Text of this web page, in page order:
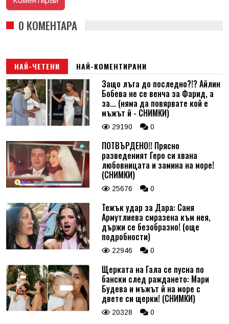
0 КОМЕНТАРА
НАЙ-ЧЕТЕНИ НАЙ-КОМЕНТИРАНИ
Защо лъга до последно?!? Айлин
Бобева не се венча за Фарид, а
за... (няма да повярвате кой е
мъжът й - СНИМКИ)
29190 0
ПОТВЪРДЕНО!! Прясно
разведеният Геро си хвана
любовницата и замина на море!
(СНИМКИ)
25676 0
Тежък удар за Дара: Саня
Армутлиева смразена към нея,
държи се безобразно! (още
подробности)
22946 0
Щерката на Гала се пусна по
бански след раждането: Мари
Будева и мъжът й на море с
двете си щерки! (СНИМКИ)
20328 0